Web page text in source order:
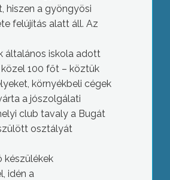
hiszen a gyöngyösi
felújítás alatt áll. Az
általános iskola adott
100 főt – köztük
környékbeli cégek
a jószolgálati
club tavaly a Bugát
osztályát
készülékek
idén a